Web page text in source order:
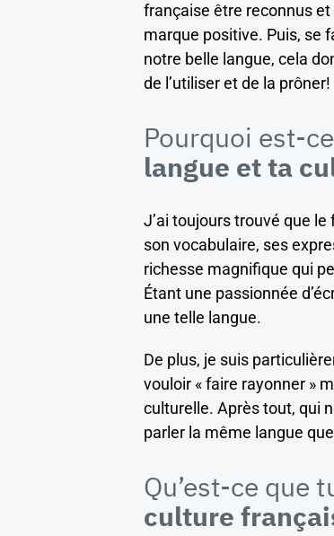
française être reconnus
marque positive. Puis, se
notre belle langue, cela
de l’utiliser et de la prôner!
Pourquoi est-
langue et ta
J’ai toujours trouvé que
son vocabulaire, ses
richesse magnifique qui
Étant une passionnée
une telle langue.
De plus, je suis
vouloir « faire rayonner »
culturelle. Après tout, qui
parler la même langue
Qu’est-ce que
culture